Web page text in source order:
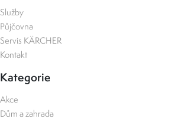
Služby
Půjčovna
Servis KÄRCHER
Kontakt
Kategorie
Akce
Dům a zahrada